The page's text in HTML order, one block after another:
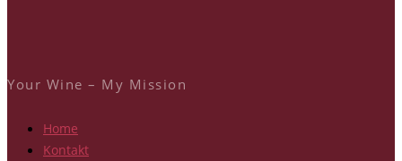
Your Wine – My Mission
Home
Kontakt